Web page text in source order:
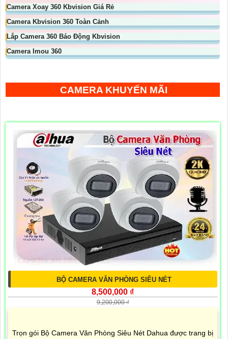
Camera Xoay 360 Kbvision Giá Rẻ
Camera Kbvision 360 Toàn Cảnh
Lắp Camera 360 Báo Động Kbvision
Camera Imou 360
CAMERA KHUYẾN MÃI
BỘ CAMERA VĂN PHÒNG SIÊU NÉT
8,500,000 ₫
9,200,000 ₫
Trọn gói Bộ Camera Văn Phòng Siêu Nét Dahua được trang bị